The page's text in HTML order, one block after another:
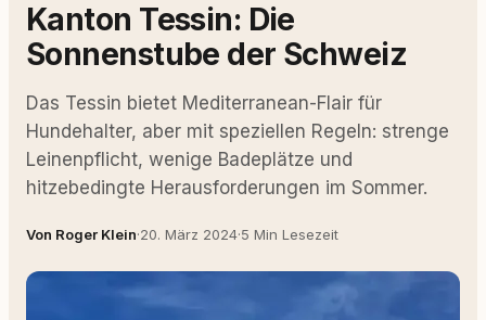
Kanton Tessin: Die
Sonnenstube der Schweiz
Das Tessin bietet Mediterranean-Flair für
Hundehalter, aber mit speziellen Regeln: strenge
Leinenpflicht, wenige Badeplätze und
hitzebedingte Herausforderungen im Sommer.
Von Roger Klein·20. März 2024·5 Min Lesezeit